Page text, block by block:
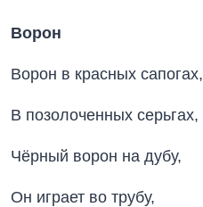
Ворон
Ворон в красных сапогах,
В позолоченных серьгах,
Чёрный ворон на дубу,
Он играет во трубу,